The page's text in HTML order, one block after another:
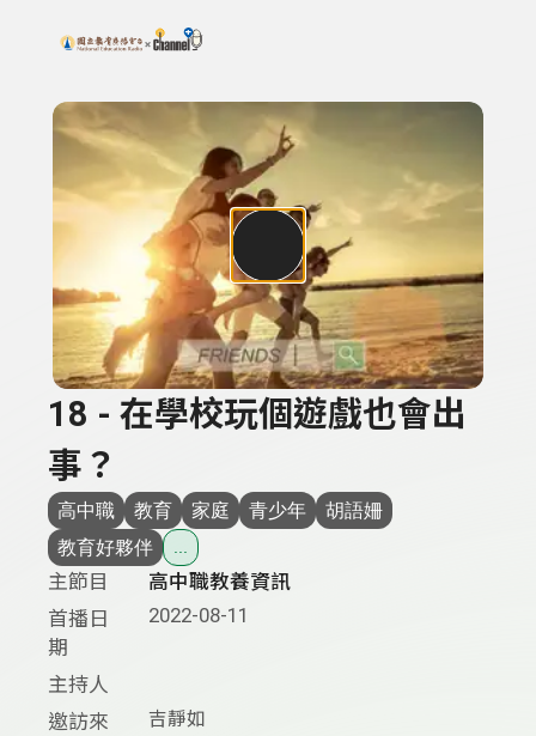
上方功能區塊
搜尋關鍵字：可輸入節目名稱、主持人或關鍵字
18 - 在學校玩個遊戲也會出
事？
高中職 教育 家庭 青少年
胡語姍
教育好夥伴
...
主節目
高中職教養資訊
首播日
期
2022-08-11
主持人
邀訪來
吉靜如